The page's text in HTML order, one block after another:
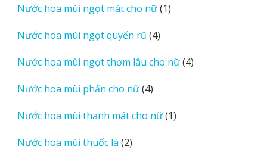
phẩm
Nước hoa mùi ngọt mát cho nữ 11
Nước hoa mùi ngọt quyến rũ 44
phẩm
Nước hoa mùi ngọt thơm lâu cho nữ 44
Nước hoa mùi phấn cho nữ 44
phẩm
Nước hoa mùi thanh mát cho nữ 11
Nước hoa mùi thuốc lá 22